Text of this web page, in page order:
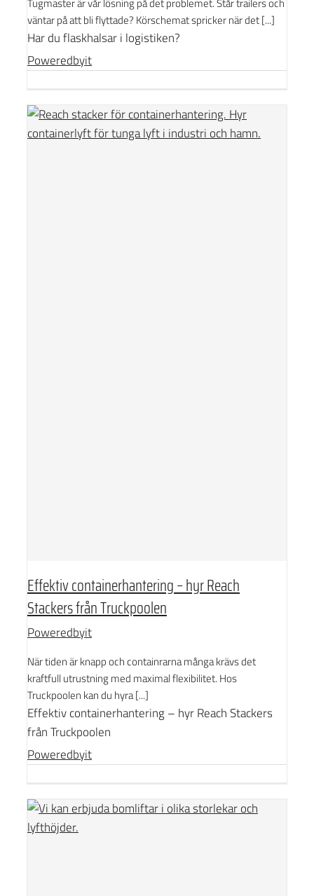
Tugmaster är vår lösning på det problemet. Står trailers och
väntar på att bli flyttade? Körschemat spricker när det [...]
Har du flaskhalsar i logistiken?
Poweredbyit
Effektiv containerhantering – hyr Reach
Stackers från Truckpoolen
Poweredbyit
När tiden är knapp och containrarna många krävs det
kraftfull utrustning med maximal flexibilitet. Hos
Truckpoolen kan du hyra [...]
Effektiv containerhantering – hyr Reach Stackers
från Truckpoolen
Poweredbyit